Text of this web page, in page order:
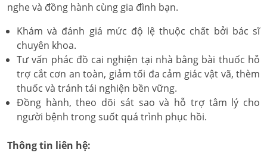
nghe và đồng hành cùng gia đình bạn.
Khám và đánh giá mức độ lệ thuộc chất bởi bác sĩ
chuyên khoa.
Tư vấn phác đồ cai nghiện tại nhà bằng bài thuốc hỗ
trợ cắt cơn an toàn, giảm tối đa cảm giác vật vã, thèm
thuốc và tránh tái nghiện bền vững.
Đồng hành, theo dõi sát sao và hỗ trợ tâm lý cho
người bệnh trong suốt quá trình phục hồi.
Thông tin liên hệ: